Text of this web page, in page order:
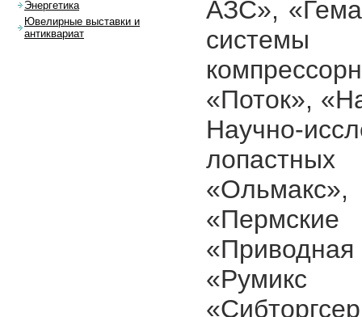
АЗС»,
системы
«Поток»,
Научно-
Энергетика
Ювелирные выставки и
антиквариат